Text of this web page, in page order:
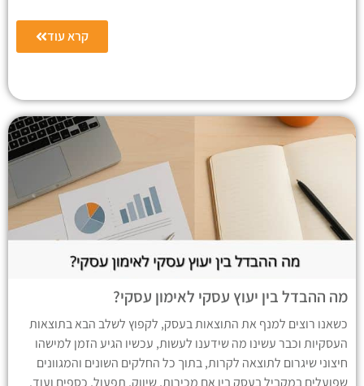
קרא עוד
מה ההבדל בין יעוץ עסקי לאימון עסקי?
כשאנו רוצים למנף את התוצאות בעסק, לקפוץ לשלב הבא בתוצאות
העסקיות וכבר עשינו מה שידענו לעשות, עכשיו הגיע הזמן למישהו
חיצוני שיגרום לתוצאה לקרות, בתוך כל החלקים השונים והמגוונים